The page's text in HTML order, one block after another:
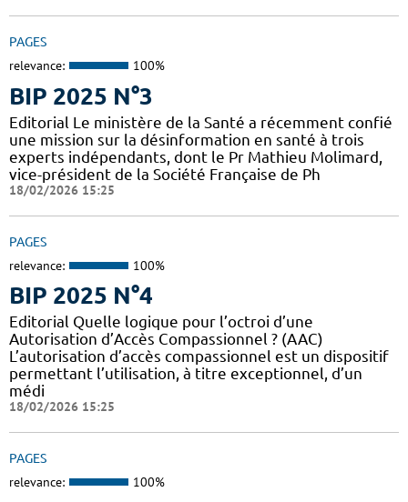
PAGES
relevance: 100%
BIP 2025 N°3
Editorial Le ministère de la Santé a récemment confié
une mission sur la désinformation en santé à trois
experts indépendants, dont le Pr Mathieu Molimard,
vice-président de la Société Française de Ph
18/02/2026 15:25
PAGES
relevance: 100%
BIP 2025 N°4
Editorial Quelle logique pour l’octroi d’une
Autorisation d’Accès Compassionnel ? (AAC)
L’autorisation d’accès compassionnel est un dispositif
permettant l’utilisation, à titre exceptionnel, d’un
médi
18/02/2026 15:25
PAGES
relevance: 100%